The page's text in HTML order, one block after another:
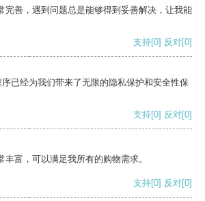
完善，遇到问题总是能够得到妥善解决，让我能
支持[0] 反对[0]
已经为我们带来了无限的隐私保护和安全性保
支持[0] 反对[0]
丰富，可以满足我所有的购物需求。
支持[0] 反对[0]